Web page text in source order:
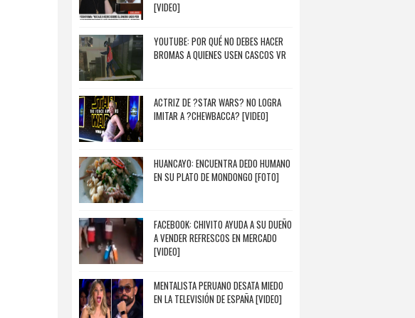
[VIDEO]
YOUTUBE: POR QUÉ NO DEBES HACER
BROMAS A QUIENES USEN CASCOS VR
ACTRIZ DE ?STAR WARS? NO LOGRA
IMITAR A ?CHEWBACCA? [VIDEO]
HUANCAYO: ENCUENTRA DEDO HUMANO
EN SU PLATO DE MONDONGO [FOTO]
FACEBOOK: CHIVITO AYUDA A SU DUEÑO
A VENDER REFRESCOS EN MERCADO
[VIDEO]
MENTALISTA PERUANO DESATA MIEDO
EN LA TELEVISIÓN DE ESPAÑA [VIDEO]